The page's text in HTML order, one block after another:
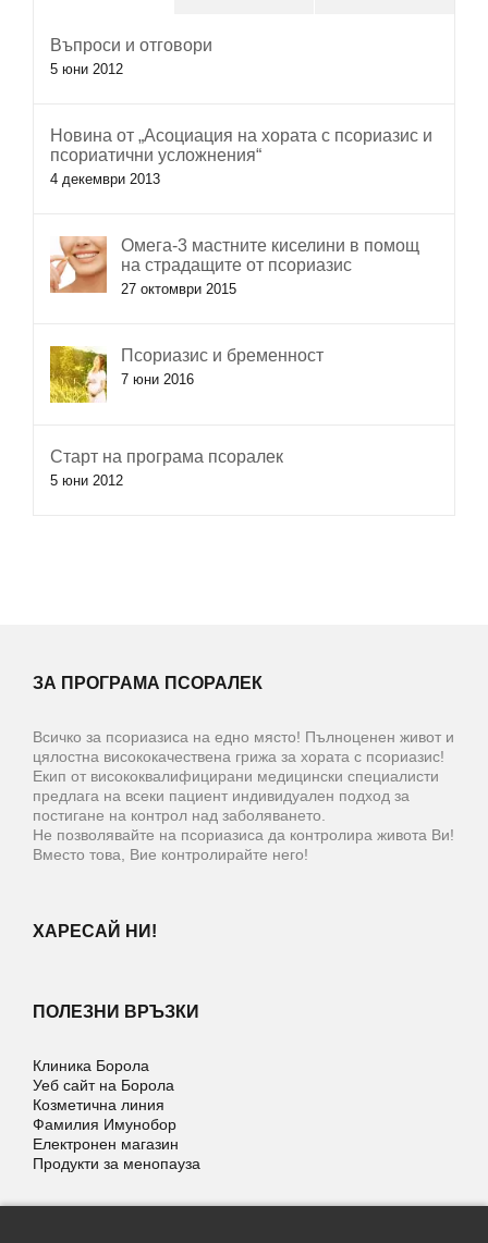
Въпроси и отговори
5 юни 2012
Новина от „Асоциация на хората с псориазис и
псориатични усложнения“
4 декември 2013
Омега-3 мастните киселини в помощ
на страдащите от псориазис
27 октомври 2015
Псориазис и бременност
7 юни 2016
Старт на програма псоралек
5 юни 2012
ЗА ПРОГРАМА ПСОРАЛЕК
Всичко за псориазиса на едно място! Пълноценен живот и
цялостна висококачествена грижа за хората с псориазис!
Екип от висококвалифицирани медицински специалисти
предлага на всеки пациент индивидуален подход за
постигане на контрол над заболяването.
Не позволявайте на псориазиса да контролира живота Ви!
Вместо това, Вие контролирайте него!
ХАРЕСАЙ НИ!
ПОЛЕЗНИ ВРЪЗКИ
Клиника Борола
Уеб сайт на Борола
Козметична линия
Фамилия Имунобор
Електронен магазин
Продукти за менопауза